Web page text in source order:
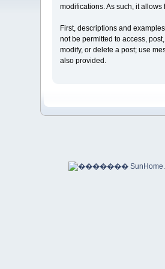
modifications. As such, it
First, descriptions and
not be permitted to access,
modify, or delete a post; use
also provided.